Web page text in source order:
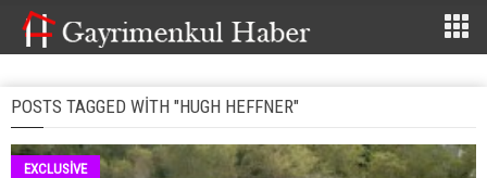
POSTS TAGGED WITH "HUGH HEFFNER"
EXCLUSİVE